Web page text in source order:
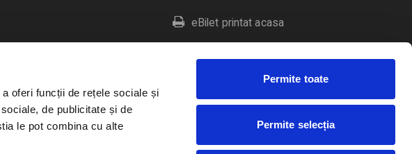
oferi funcții de rețele sociale și
de publicitate și de
le pot combina cu alte
Permite toate
Permite selecția
eBilet printat acasa
Livrare prin curier
Duplicare bilete